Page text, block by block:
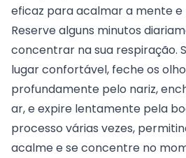
eficaz para acalmar a mente e
Reserve alguns minutos
concentrar na sua respiração.
lugar confortável, feche os
profundamente pelo nariz,
ar, e expire lentamente pela
processo várias vezes,
acalme e se concentre no